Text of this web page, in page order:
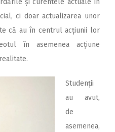
ci doar actualizarea unor
că au în centrul acțiunii lor
în asemenea acțiune
Studenții
au avut,
de
asemenea,